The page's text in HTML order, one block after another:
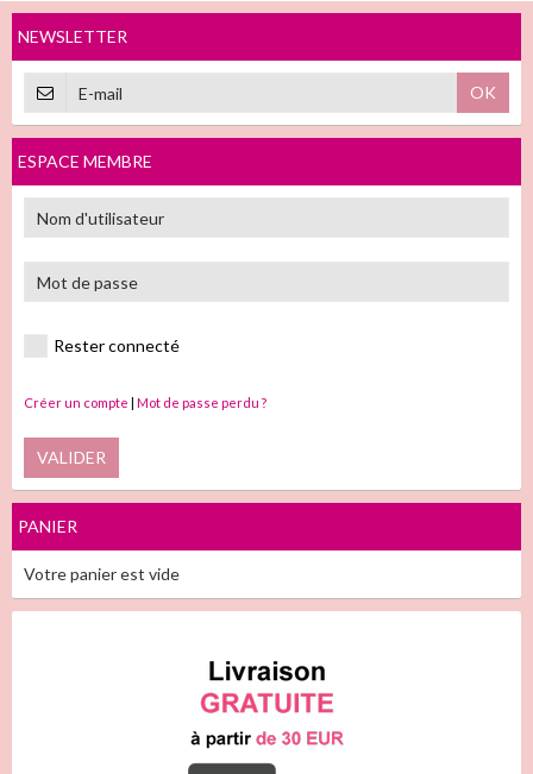
NEWSLETTER
OK
ESPACE MEMBRE
Rester connecté
Créer un compte | Mot de passe perdu ?
VALIDER
PANIER
Votre panier est vide